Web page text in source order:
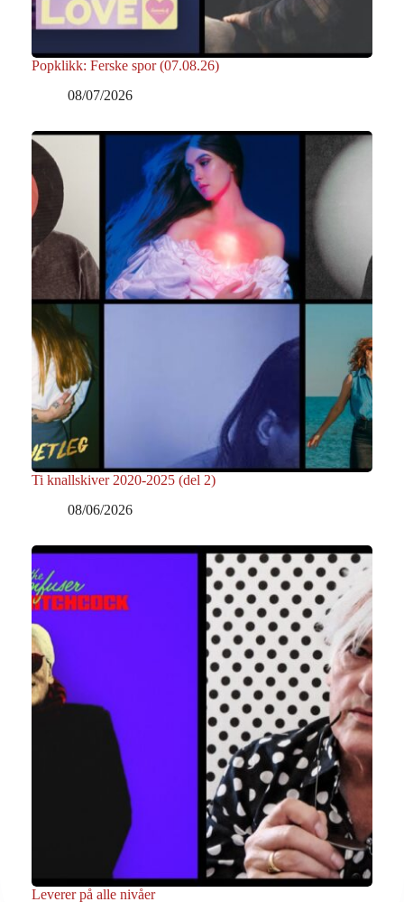
Popklikk: Ferske spor (07.08.26)
08/07/2026
Ti knallskiver 2020-2025 (del 2)
08/06/2026
Leverer på alle nivåer